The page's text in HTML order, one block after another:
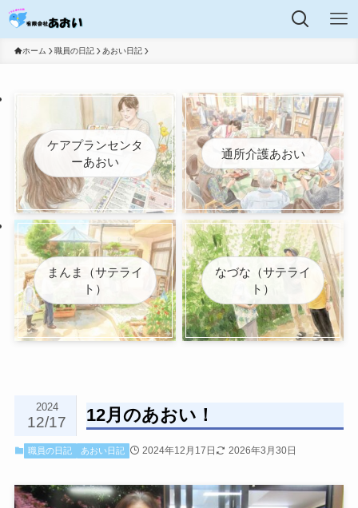
ホーム 職員の日記 あおい日記
ケアプランセンタ
ーあおい
通所介護あおい
まんま（サテライ
ト）
なづな（サテライ
ト）
12月のあおい！
2024
12/17
職員の日記 あおい日記 2024年12月17日 2026年3月30日